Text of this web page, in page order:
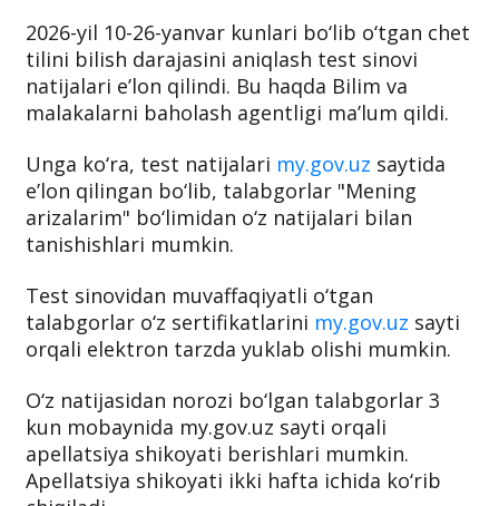
2026-yil 10-26-yanvar kunlari bo‘lib o‘tgan chet
tilini bilish darajasini aniqlash test sinovi
natijalari e’lon qilindi. Bu haqda Bilim va
malakalarni baholash agentligi ma’lum qildi.
Unga ko‘ra, test natijalari my.gov.uz saytida
e’lon qilingan bo‘lib, talabgorlar "Mening
arizalarim" bo‘limidan o‘z natijalari bilan
tanishishlari mumkin.
Test sinovidan muvaffaqiyatli o‘tgan
talabgorlar o‘z sertifikatlarini my.gov.uz sayti
orqali elektron tarzda yuklab olishi mumkin.
O‘z natijasidan norozi bo‘lgan talabgorlar 3
kun mobaynida my.gov.uz sayti orqali
apellatsiya shikoyati berishlari mumkin.
Apellatsiya shikoyati ikki hafta ichida ko‘rib